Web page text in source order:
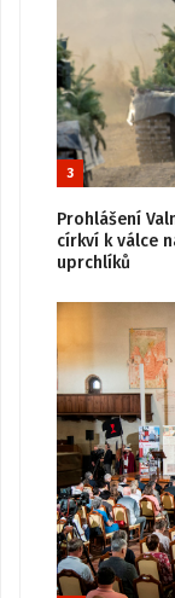
3
Prohlášení
církví k válce
uprchlíků